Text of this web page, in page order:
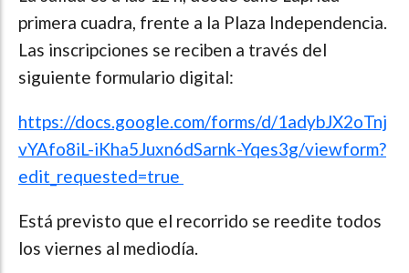
primera cuadra, frente a la Plaza Independencia.
Las inscripciones se reciben a través del
siguiente formulario digital:
https://docs.google.com/forms/d/1adybJX2oTnj
vYAfo8iL-iKha5Juxn6dSarnk-Yqes3g/viewform?
edit_requested=true
Está previsto que el recorrido se reedite todos
los viernes al mediodía.